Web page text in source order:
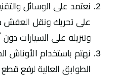
نعتمد على الوسائل
على تحريك ونقل العفش
وتنزيله على السيارات
نهتم باستخدام الأوناش
الطوابق العالية لرفع قطع